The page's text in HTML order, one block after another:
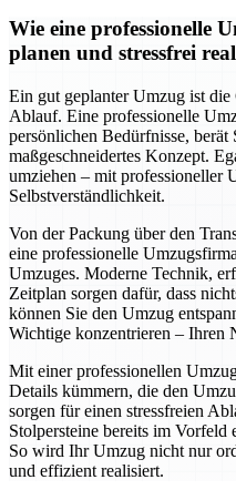
Wie eine professionelle
planen und stressfrei
Ein gut geplanter Umzug ist
Ablauf. Eine professionelle
persönlichen Bedürfnisse,
maßgeschneidertes Konzept.
umziehen – mit professioneller
Selbstverständlichkeit.
Von der Packung über den
eine professionelle
Umzuges. Moderne Technik,
Zeitplan sorgen dafür, dass
können Sie den Umzug
Wichtige konzentrieren – Ihren
Mit einer professionellen
Details kümmern, die den
sorgen für einen stressfreien
Stolpersteine bereits im Vorfeld
So wird Ihr Umzug nicht nur
und effizient realisiert.